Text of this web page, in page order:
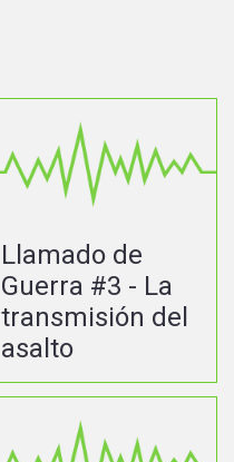
Llamado de
Guerra #3 - La
transmisión del
asalto